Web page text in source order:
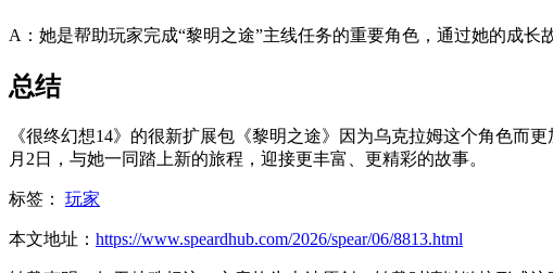
A：她是帮助玩家完成“黎明之途”主线任务的重要角色，通过她的成
总结
《很终幻想14》的很新扩展包《黎明之途》因为乌克拉姆这个角色而
月2日，与她一同踏上新的旅程，迎接更丰富、更精彩的故事。
标签： 玩家
本文地址： https://www.speardhub.com/2026/spear/06/8813.html